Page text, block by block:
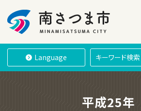
南さつま市
Language
平成25年